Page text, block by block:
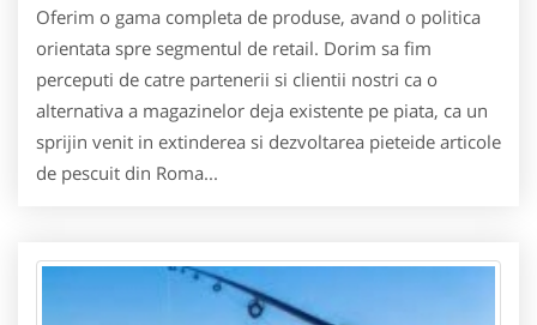
Oferim o gama completa de produse, avand o politica
orientata spre segmentul de retail. Dorim sa fim
perceputi de catre partenerii si clientii nostri ca o
alternativa a magazinelor deja existente pe piata, ca un
sprijin venit in extinderea si dezvoltarea pieteide articole
de pescuit din Roma...